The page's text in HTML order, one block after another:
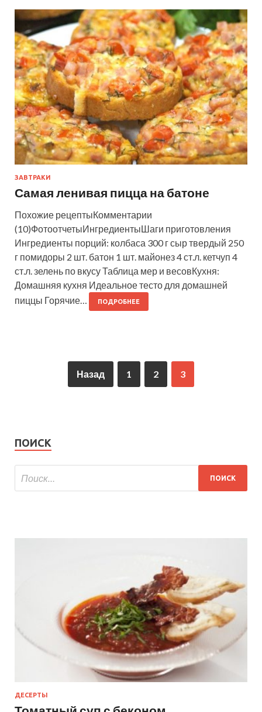
ЗАВТРАКИ
Самая ленивая пицца на батоне
Похожие рецептыКомментарии
(10)ФотоотчетыИнгредиентыШаги приготовления
Ингредиенты порций: колбаса 300 г сыр твердый 250
г помидоры 2 шт. батон 1 шт. майонез 4 ст.л. кетчуп 4
ст.л. зелень по вкусу Таблица мер и весовКухня:
Домашняя кухня Идеальное тесто для домашней
пиццы Горячие…
ПОДРОБНЕЕ
Назад 1 2 3
ПОИСК
ДЕСЕРТЫ